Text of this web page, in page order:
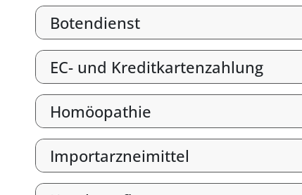
Botendienst
EC- und Kreditkartenzahlung
Homöopathie
Importarzneimittel